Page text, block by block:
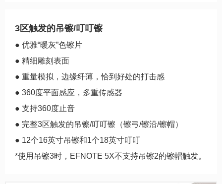
3区触发的吊镲/叮叮镲
● 优雅“暖灰”色镲片
● 精细雕刻表面
● 重量模拟，边缘纤薄，恰到好处的打击感
● 360度平面感应，多重传感器
● 支持360度止音
● 完整3区触发的吊镲/叮叮镲（镲弓/镲沿/镲帽）
● 12个16英寸吊镲和1个18英寸叮叮
*使用吊镲3时，EFNOTE 5X不支持吊镲2的镲帽触发。